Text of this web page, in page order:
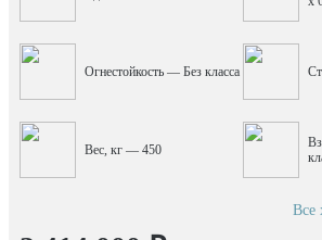
Огнестойкость — Без класса
Вес, кг — 450
Все